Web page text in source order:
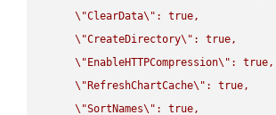
\"ClearData\" : true,
\"CreateDirectory\" : true,
\" EnableHTTPCompression\" :
\" RefreshChartCache\" : true,
\"SortNames\" : true,